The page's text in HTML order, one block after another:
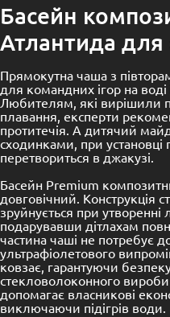
Басейн
Атлантида для
Прямокутна чаша з
для командних ігор на воді
Любителям, які вирішили
плавання, експерти
протитечія. А дитячий
сходинками, при установці
перетвориться в джакузі.
Басейн Premium
довговічний. Конструкція
зруйнується при
подарувавши дітлахам
частина чаші не потребує
ультрафіолетового
ковзає, гарантуючи
стекловолоконного
допомагає власникові
виключаючи підігрів води.